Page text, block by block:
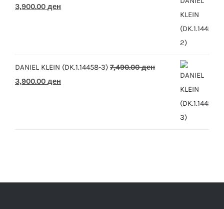
Original
3,900.00 ден
DANIEL KLEIN (DK.1.14458-3) 7,490.00ден
Original
3,900.00 ден